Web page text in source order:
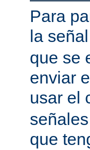
Para
la
que se
enviar
usar el
que